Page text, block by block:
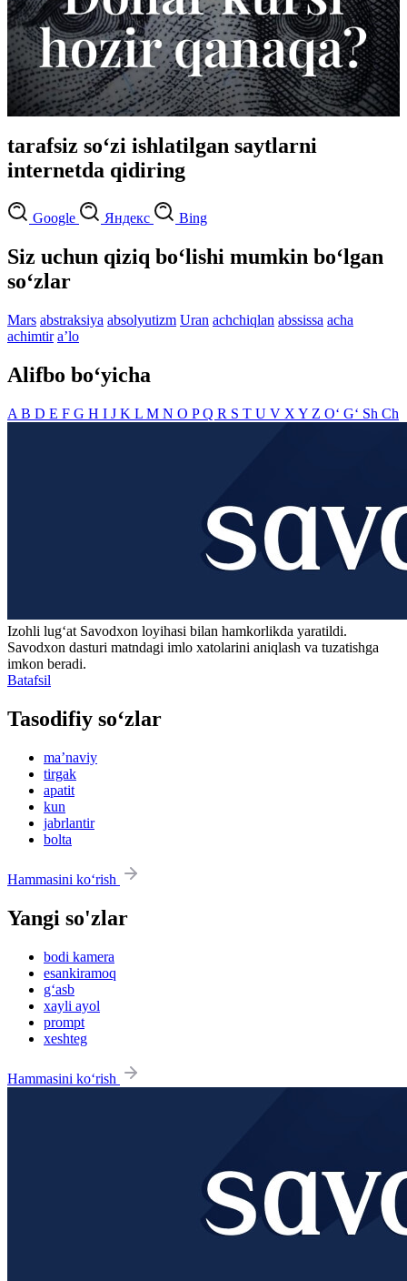
tarafsiz so‘zi ishlatilgan saytlarni
internetda qidiring
Google Яндекс Bing
Siz uchun qiziq bo‘lishi mumkin bo‘lgan
so‘zlar
Mars abstraksiya absolyutizm Uran achchiqlan abssissa acha
achimtir aʼlo
Alifbo bo‘yicha
A B D E F G H I J K L M N O PQ R S T U V X Y Z O‘ G‘ Sh Ch
Izohli lugʻat Savodxon loyihasi bilan hamkorlikda yaratildi.
Savodxon dasturi matndagi imlo xatolarini aniqlash va tuzatishga
imkon beradi.
Batafsil
Tasodifiy so‘zlar
maʼnaviy
tirgak
apatit
kun
jabrlantir
bolta
Hammasini ko‘rish
Yangi so'zlar
bodi kamera
esankiramoq
g‘asb
xayli ayol
prompt
xeshteg
Hammasini ko‘rish